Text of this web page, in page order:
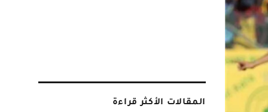
المقالات الأكثر قراءة